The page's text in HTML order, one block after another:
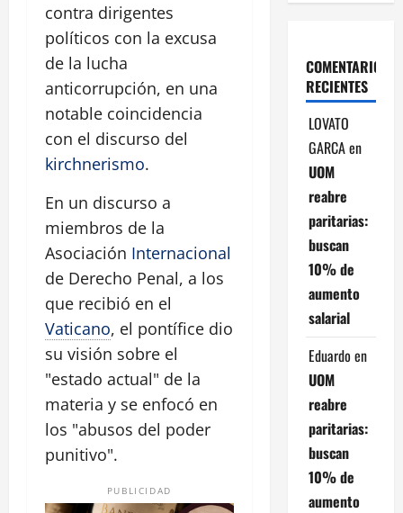
contra dirigentes
políticos con la excusa
de la lucha
anticorrupción, en una
notable coincidencia
con el discurso del
kirchnerismo.
En un discurso a
miembros de la
Asociación Internacional
de Derecho Penal, a los
que recibió en el
Vaticano, el pontífice dio
su visión sobre el
"estado actual" de la
materia y se enfocó en
los "abusos del poder
punitivo".
PUBLICIDAD
COMENTARIOS
RECIENTES
LOVATO
GARCAen
UOM
reabre
paritarias:
buscan
10% de
aumento
salarial
Eduardo en
UOM
reabre
paritarias:
buscan
10% de
aumento